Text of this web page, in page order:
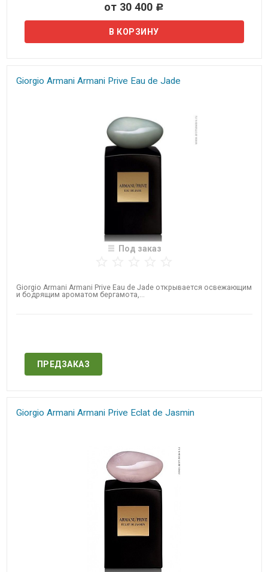
от 30 400 Р
Giorgio Armani Armani Prive Eau de Jade
Под заказ
Giorgio Armani Armani Prive Eau de Jade открывается освежающим
и бодрящим ароматом бергамота,...
ПРЕДЗАКАЗ
Giorgio Armani Armani Prive Eclat de Jasmin